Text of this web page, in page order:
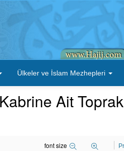
Ülkeler ve İslam Mezhepleri
Ait Toprak
font size